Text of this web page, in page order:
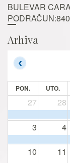
BULEVAR
Arhiva
PON. UTO.
27 28
3 4
10 11